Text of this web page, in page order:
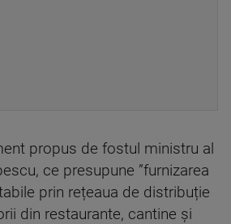
propus de fostul ministru al
ce presupune ”furnizarea
prin rețeaua de distribuție
din restaurante, cantine și